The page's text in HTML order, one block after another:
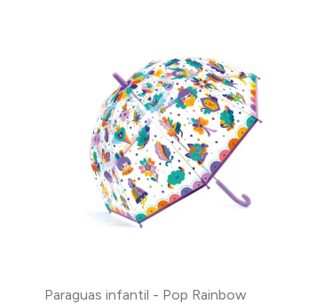
Paraguas infantil - Pop Rainbow